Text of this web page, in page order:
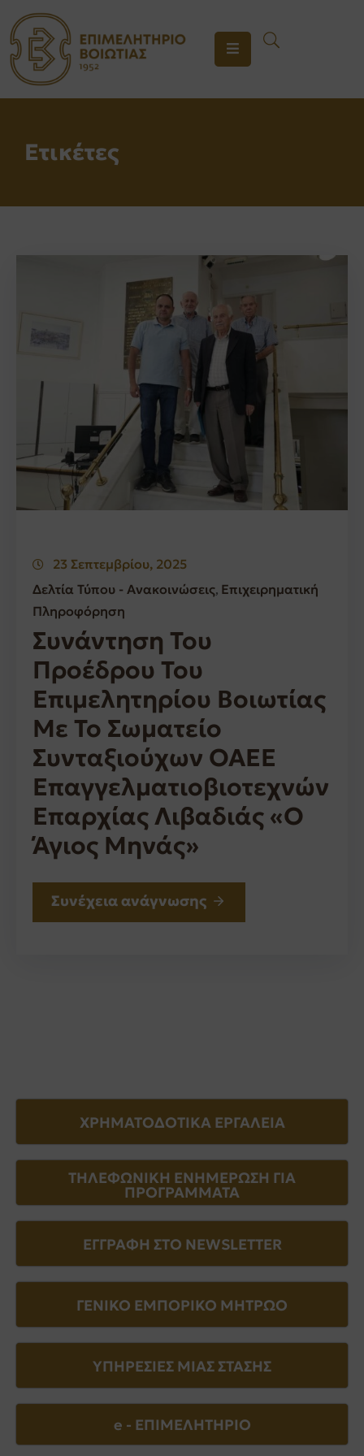
ΤΟ
ΕΠΙΜΕΛΗΤΗΡΙΟ
ΕΝΗΜΕΡΩΣΗ
Ετικέτες
23 Σεπτεμβρίου, 2025
Δελτία Τύπου - Ανακοινώσεις‚ Επιχειρηματική
Πληροφόρηση
Συνάντηση Του
Προέδρου Του
Επιμελητηρίου Βοιωτίας
Με Το Σωματείο
Συνταξιούχων ΟΑΕΕ
Επαγγελματιοβιοτεχνών
Επαρχίας Λιβαδιάς «Ο
Άγιος Μηνάς»
Συνέχεια ανάγνωσης
ΧΡΗΜΑΤΟΔΟΤΙΚΑ ΕΡΓΑΛΕΙΑ
ΤΗΛΕΦΩΝΙΚΗ ΕΝΗΜΕΡΩΣΗ ΓΙΑ
ΠΡΟΓΡΑΜΜΑΤΑ
ΕΓΓΡΑΦΗ ΣΤΟ NEWSLETTER
ΓΕΝΙΚΟ ΕΜΠΟΡΙΚΟ ΜΗΤΡΩΟ
ΥΠΗΡΕΣΙΕΣ ΜΙΑΣ ΣΤΑΣΗΣ
e - EΠΙΜΕΛΗΤΗΡΙΟ